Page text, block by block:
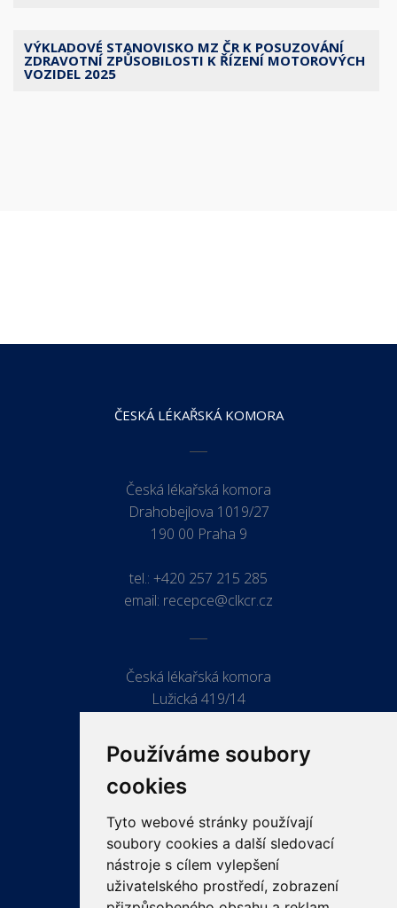
Používáme soubory
cookies
Tyto webové stránky používají
soubory cookies a další sledovací
nástroje s cílem vylepšení
uživatelského prostředí, zobrazení
VÝKLADOVÉ STANOVISKO MZ ČR K POSUZOVÁNÍ
ZDRAVOTNÍ ZPŮSOBILOSTI K ŘÍZENÍ MOTOROVÝCH
VOZIDEL 2025
ČESKÁ LÉKAŘSKÁ KOMORA
Česká lékařská komora
Drahobejlova 1019/27
190 00 Praha 9
tel.: +420 257 215 285
email: recepce@clkcr.cz
Česká lékařská komora
Lužická 419/14
ODKAZY
PRO LÉKAŘE
PRO VEŘEJNOST